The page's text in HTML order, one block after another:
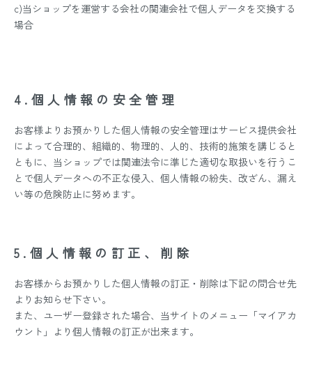
c)当ショップを運営する会社の関連会社で個人データを交換する
場合
4.個人情報の安全管理
お客様よりお預かりした個人情報の安全管理はサービス提供会社
によって合理的、組織的、物理的、人的、技術的施策を講じると
ともに、当ショップでは関連法令に準じた適切な取扱いを行うこ
とで個人データへの不正な侵入、個人情報の紛失、改ざん、漏え
い等の危険防止に努めます。
5.個人情報の訂正、削除
お客様からお預かりした個人情報の訂正・削除は下記の問合せ先
よりお知らせ下さい。
また、ユーザー登録された場合、当サイトのメニュー「マイアカ
ウント」より個人情報の訂正が出来ます。